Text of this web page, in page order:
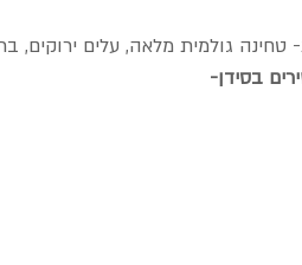
טחינה גולמית מלאה, עלים ירוקים,
בסידן-